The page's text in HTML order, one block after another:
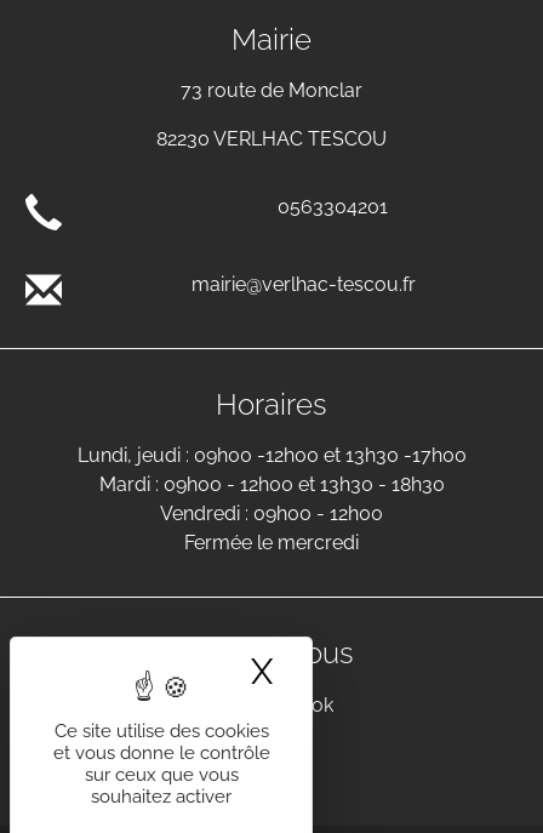
Mairie
73 route de Monclar
82230 VERLHAC TESCOU
0563304201
mairie@verlhac-tescou.fr
Horaires
Lundi, jeudi : 09h00 -12h00 et 13h30 -17h00
Mardi : 09h00 - 12h00 et 13h30 - 18h30
Vendredi : 09h00 - 12h00
Fermée le mercredi
Suivez-nous
Facebook
Ce site utilise des cookies
et vous donne le contrôle
sur ceux que vous
souhaitez activer
X Masquer le